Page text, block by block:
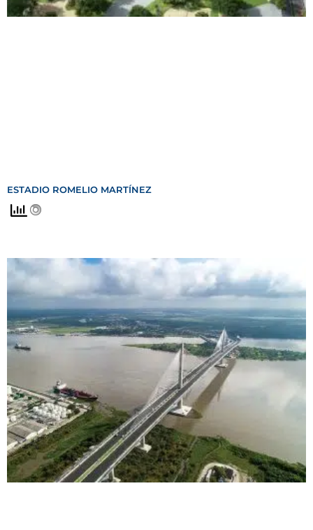
ESTADIO ROMELIO MARTÍNEZ